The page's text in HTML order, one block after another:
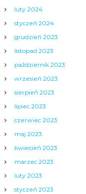
luty 2024
styczeń 2024
grudzień 2023
listopad 2023
październik 2023
wrzesień 2023
sierpień 2023
lipiec 2023
czerwiec 2023
maj 2023
kwiecień 2023
marzec 2023
luty 2023
styczeń 2023